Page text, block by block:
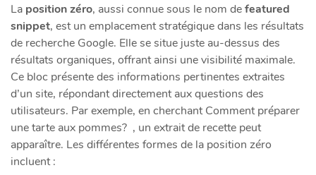
La position zéro, aussi connue sous le nom defeatured
snippet, est un emplacement stratégique dans les résultats
de recherche Google. Elle se situe juste au-dessus des
résultats organiques, offrant ainsi une visibilité maximale.
Ce bloc présente des informations pertinentes extraites
d’un site, répondant directement aux questions des
utilisateurs. Par exemple, en cherchant Comment préparer
une tarte aux pommes? , un extrait de recette peut
apparaître. Les différentes formes de la position zéro
incluent :